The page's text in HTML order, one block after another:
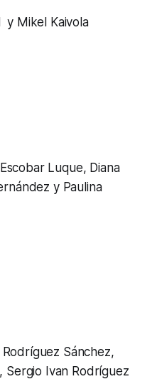
y Mikel Kaivola
Luque, Diana
y Paulina
Rodríguez Sánchez,
Sergio Ivan Rodríguez